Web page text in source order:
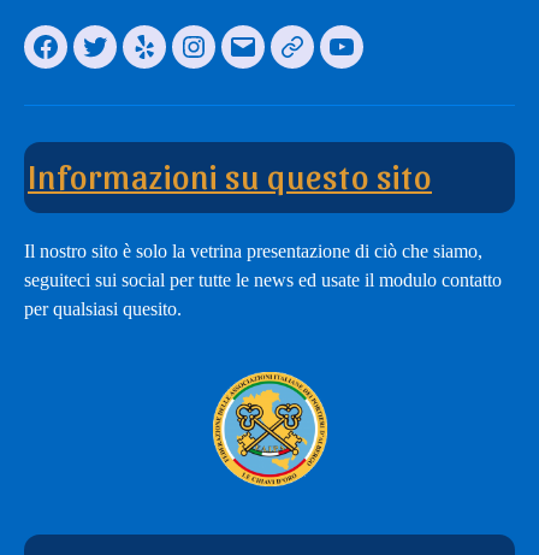
Facebook
TwitterYelp Instagram
EmailIl
adesione
You
Informazioni su questo sito
Il nostro sito è solo la vetrina presentazione di ciò che siamo,
seguiteci sui social per tutte le news ed usate il modulo contatto
per qualsiasi quesito.